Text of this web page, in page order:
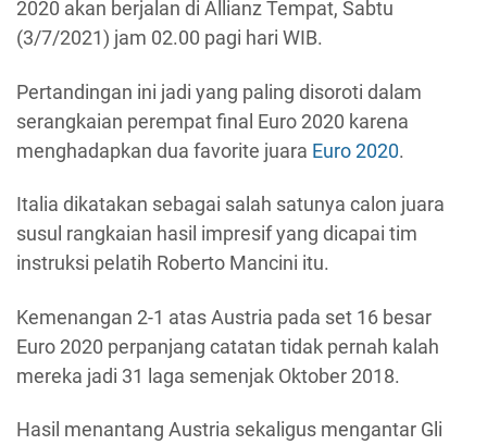
2020 akan berjalan di Allianz Tempat, Sabtu
(3/7/2021) jam 02.00 pagi hari WIB.
Pertandingan ini jadi yang paling disoroti dalam
serangkaian perempat final Euro 2020 karena
menghadapkan dua favorite juara Euro 2020.
Italia dikatakan sebagai salah satunya calon juara
susul rangkaian hasil impresif yang dicapai tim
instruksi pelatih Roberto Mancini itu.
Kemenangan 2-1 atas Austria pada set 16 besar
Euro 2020 perpanjang catatan tidak pernah kalah
mereka jadi 31 laga semenjak Oktober 2018.
Hasil menantang Austria sekaligus mengantar Gli